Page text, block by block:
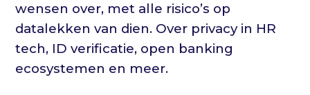
wensen over, met alle risico’s op
datalekken van dien. Over privacy in HR
tech, ID verificatie, open banking
ecosystemen en meer.